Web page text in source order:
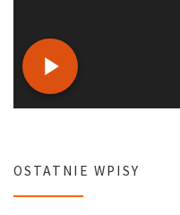
OSTATNIE WPISY